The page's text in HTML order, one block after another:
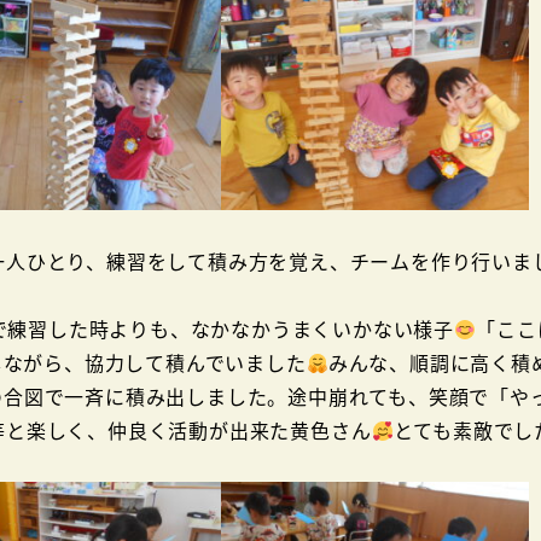
ひとり、練習をして積み方を覚え、チームを作り行いま
習した時よりも、なかなかうまくいかない様子
「こ
がら、協力して積んでいました
みんな、順調に高く積
図で一斉に積み出しました。途中崩れても、笑顔で「や
楽しく、仲良く活動が出来た黄色さん
とても素敵でし